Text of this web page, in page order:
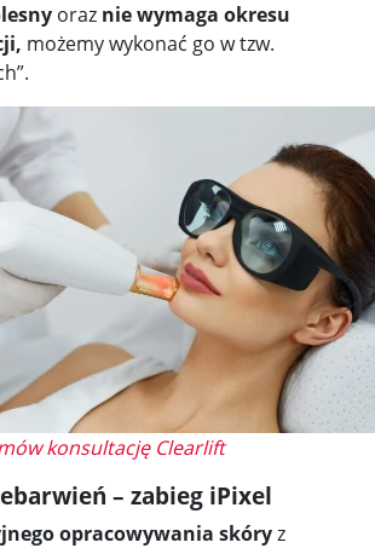
oraz nie wymaga okresu
możemy wykonać go w tzw.
konsultację Clearlift
– zabieg iPixel
opracowywania skóryz